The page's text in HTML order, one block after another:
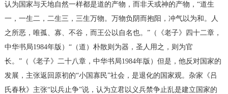
认为国家与天地自然一样都是道的产物，而非天或神的产物，“道生
一，一生二，二生三，三生万物。万物负阴而抱阳，冲气以为和。人
之所恶，唯孤、寡、不谷，而王公以自名也。”（《老子》四十二章，
中华书局1984年版）“（道）朴散则为器，圣人用之，则为官
长。”（《老子》二十八章，中华书局1984年版）但是，他反对国家的
发展，主张返回原初的“小国寡民”社会，是退化的国家观。杂家《吕
氏春秋》主张“以兵止争”说，认为立君以义兵禁争止乱是建立国家的